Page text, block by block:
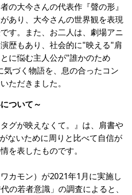
の大今さんの代表作『聲の形』
あり、大今さんの世界観を表現
す。また、お二人は、劇場アニ
歴もあり、社会的に"映える"肩
に悩む主人公が"誰かのため
づく物語を、息の合ったコン
ただきました。
ついて～
グが映えなくて。』は、肩書や
ないために周りと比べて自信が
を表したものです。
カモン）が2021年1月に実施し
の若者意識」の調査によると、